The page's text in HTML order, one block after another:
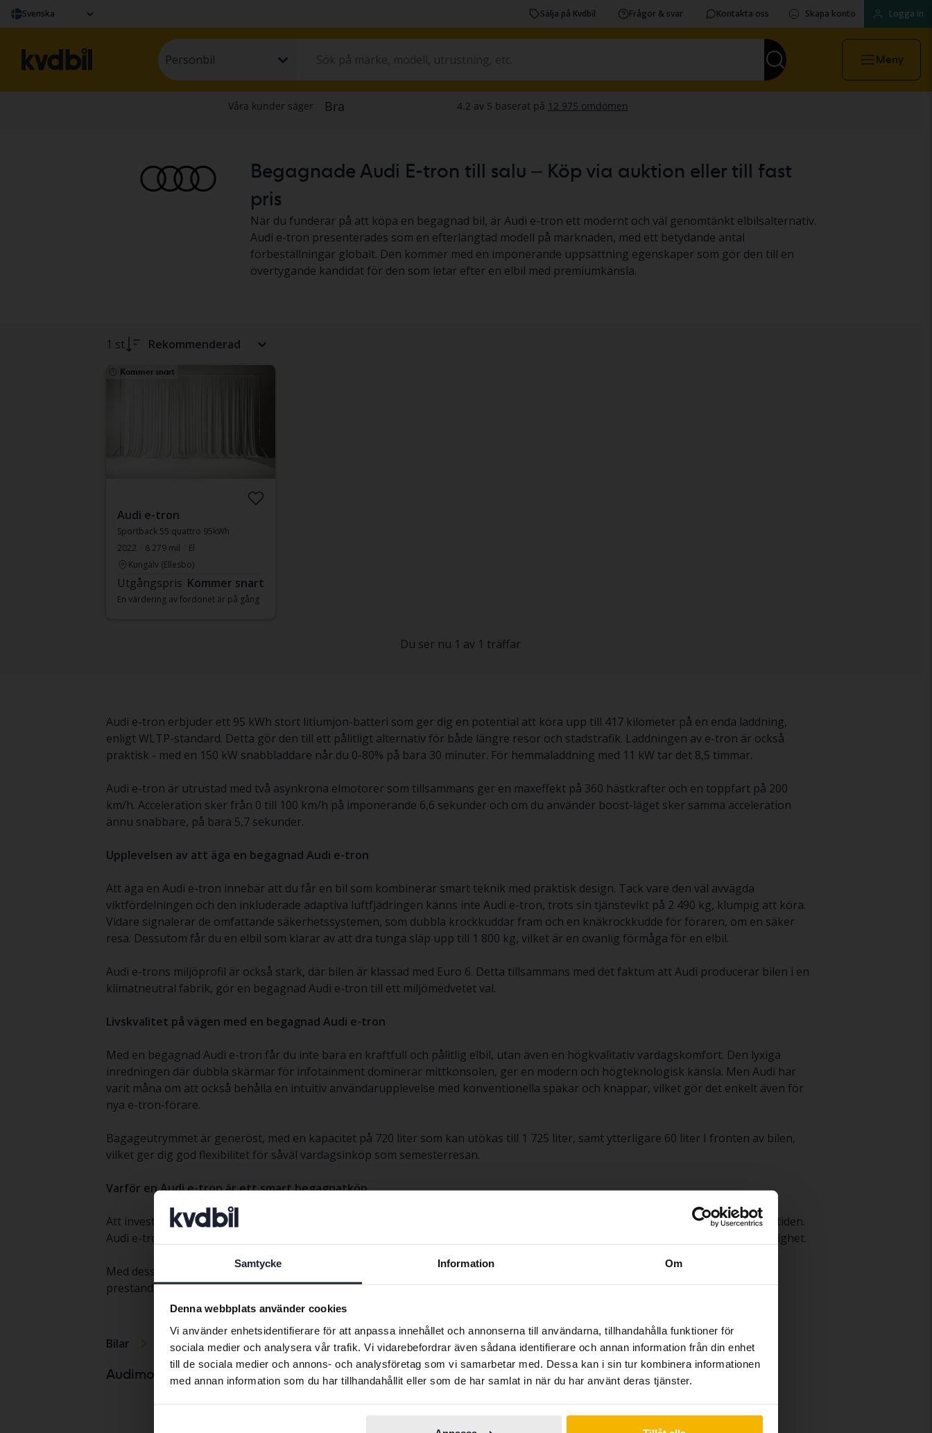
Samtycke Information Om
Denna webbplats använder cookies
Vi använder enhetsidentifierare för att anpassa innehållet och annonserna till användarna, tillhandahålla funktioner för
sociala medier och analysera vår trafik. Vi vidarebefordrar även sådana identifierare och annan information från din enhet
till de sociala medier och annons- och analysföretag som vi samarbetar med. Dessa kan i sin tur kombinera informationen
med annan information som du har tillhandahållit eller som de har samlat in när du har använt deras tjänster.
Svenska Sälja på Kvdbil Frågor & svar Kontakta oss Skapa konto Logga in
Personbil Meny
Begagnade Audi E-tron till salu – Köp via auktion eller till fast
pris
När du funderar på att köpa en begagnad bil, är Audi e-tron ett modernt och väl genomtänkt elbilsalternativ.
Audi e-tron presenterades som en efterlängtad modell på marknaden, med ett betydande antal
förbeställningar globalt. Den kommer med en imponerande uppsättning egenskaper som gör den till en
övertygande kandidat för den som letar efter en elbil med premiumkänsla.
1 st Rekommenderad
Kommer snart
Audi e-tron
Sportback 55 quattro 95kWh
2022
8 279 mil
El
Kungälv (Ellesbo)
Utgångspris Kommer snart
En värdering av fordonet är på gång
Du ser nu 1 av 1 träffar
Audi e-tron erbjuder ett 95 kWh stort litiumjon-batteri som ger dig en potential att köra upp till 417 kilometer på en enda laddning,
enligt WLTP-standard. Detta gör den till ett pålitligt alternativ för både längre resor och stadstrafik. Laddningen av e-tron är också
praktisk - med en 150 kW snabbladdare når du 0-80% på bara 30 minuter. För hemmaladdning med 11 kW tar det 8,5 timmar.
Audi e-tron är utrustad med två asynkrona elmotorer som tillsammans ger en maxeffekt på 360 hästkrafter och en toppfart på 200
km/h. Acceleration sker från 0 till 100 km/h på imponerande 6,6 sekunder och om du använder boost-läget sker samma acceleration
ännu snabbare, på bara 5,7 sekunder.
Upplevelsen av att äga en begagnad Audi e-tron
Att äga en Audi e-tron innebär att du får en bil som kombinerar smart teknik med praktisk design. Tack vare den väl avvägda
viktfördelningen och den inkluderade adaptiva luftfjädringen känns inte Audi e-tron, trots sin tjänstevikt på 2 490 kg, klumpig att köra.
Vidare signalerar de omfattande säkerhetssystemen, som dubbla krockkuddar fram och en knäkrockkudde för föraren, om en säker
resa. Dessutom får du en elbil som klarar av att dra tunga släp upp till 1 800 kg, vilket är en ovanlig förmåga för en elbil.
Audi e-trons miljöprofil är också stark, där bilen är klassad med Euro 6. Detta tillsammans med det faktum att Audi producerar bilen i en
klimatneutral fabrik, gör en begagnad Audi e-tron till ett miljömedvetet val.
Livskvalitet på vägen med en begagnad Audi e-tron
Med en begagnad Audi e-tron får du inte bara en kraftfull och pålitlig elbil, utan även en högkvalitativ vardagskomfort. Den lyxiga
inredningen där dubbla skärmar för infotainment dominerar mittkonsolen, ger en modern och högteknologisk känsla. Men Audi har
varit måna om att också behålla en intuitiv användarupplevelse med konventionella spakar och knappar, vilket gör det enkelt även för
nya e-tron-förare.
Bagageutrymmet är generöst, med en kapacitet på 720 liter som kan utökas till 1 725 liter, samt ytterligare 60 liter I fronten av bilen,
vilket ger dig god flexibilitet för såväl vardagsinköp som semesterresan.
Varför en Audi e-tron är ett smart begagnatköp
Att investera i en begagnad Audi e-tron innebär att du får tillgång till en avancerad och genomtänkt elbil med satsningar på framtiden.
Audi e-tron är en bil som speglar en övergång mot elektrifierad körning utan att kompromissa med fart, prestanda eller bekvämlighet.
Med dessa egenskaper i åtanke kan en begagnad Audi e-tron vara ett perfekt val för dig som söker en premium-elbil med solid
prestanda och en trygg framtid på vägarna.
Bilar Audi E-tron
Audimodeller
Audi A1
Audi A5
Audi E-tron
Audi Q3
Audi R8
Preferred language
preferences than Swedish. To better service our friends
abroad we have an English language site (kvdcars.com) that
contains all the same vehicles and services.
Continue in